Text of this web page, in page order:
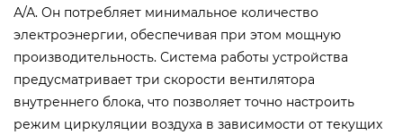
А/А. Он потребляет минимальное количество
электроэнергии, обеспечивая при этом мощную
производительность. Система работы устройства
предусматривает три скорости вентилятора
внутреннего блока, что позволяет точно настроить
режим циркуляции воздуха в зависимости от текущих